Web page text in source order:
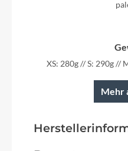
XS: 280g // S: 290g //
Mehr